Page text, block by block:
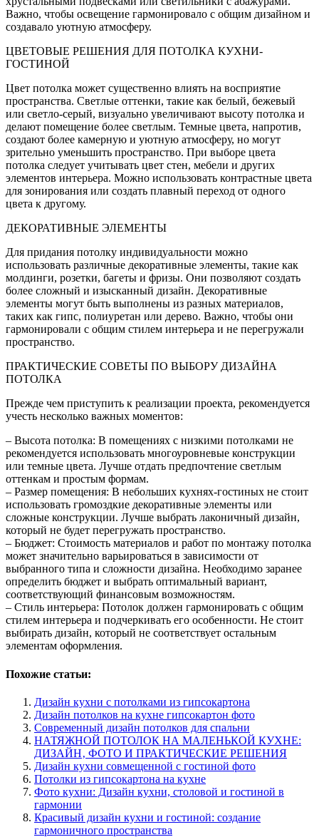
Важно, чтобы освещение гармонировало с общим дизайном и
создавало уютную атмосферу.
ЦВЕТОВЫЕ РЕШЕНИЯ ДЛЯ ПОТОЛКА КУХНИ-
ГОСТИНОЙ
Цвет потолка может существенно влиять на восприятие
пространства. Светлые оттенки, такие как белый, бежевый
или светло-серый, визуально увеличивают высоту потолка и
делают помещение более светлым. Темные цвета, напротив,
создают более камерную и уютную атмосферу, но могут
зрительно уменьшить пространство. При выборе цвета
потолка следует учитывать цвет стен, мебели и других
элементов интерьера. Можно использовать контрастные цвета
для зонирования или создать плавный переход от одного
цвета к другому.
ДЕКОРАТИВНЫЕ ЭЛЕМЕНТЫ
Для придания потолку индивидуальности можно
использовать различные декоративные элементы, такие как
молдинги, розетки, багеты и фризы. Они позволяют создать
более сложный и изысканный дизайн. Декоративные
элементы могут быть выполнены из разных материалов,
таких как гипс, полиуретан или дерево. Важно, чтобы они
гармонировали с общим стилем интерьера и не перегружали
пространство.
ПРАКТИЧЕСКИЕ СОВЕТЫ ПО ВЫБОРУ ДИЗАЙНА
ПОТОЛКА
Прежде чем приступить к реализации проекта, рекомендуется
учесть несколько важных моментов:
– Высота потолка: В помещениях с низкими потолками не
рекомендуется использовать многоуровневые конструкции
или темные цвета. Лучше отдать предпочтение светлым
оттенкам и простым формам.
– Размер помещения: В небольших кухнях-гостиных не стоит
использовать громоздкие декоративные элементы или
сложные конструкции. Лучше выбрать лаконичный дизайн,
который не будет перегружать пространство.
– Бюджет: Стоимость материалов и работ по монтажу потолка
может значительно варьироваться в зависимости от
выбранного типа и сложности дизайна. Необходимо заранее
определить бюджет и выбрать оптимальный вариант,
соответствующий финансовым возможностям.
– Стиль интерьера: Потолок должен гармонировать с общим
стилем интерьера и подчеркивать его особенности. Не стоит
выбирать дизайн, который не соответствует остальным
элементам оформления.
Похожие статьи:
Дизайн кухни с потолками из гипсокартона
Дизайн потолков на кухне гипсокартон фото
Современный дизайн потолков для спальни
НАТЯЖНОЙ ПОТОЛОК НА МАЛЕНЬКОЙ КУХНЕ:
ДИЗАЙН‚ ФОТО И ПРАКТИЧЕСКИЕ РЕШЕНИЯ
Дизайн кухни совмещенной с гостиной фото
Потолки из гипсокартона на кухне
Фото кухни: Дизайн кухни, столовой и гостиной в
гармонии
Красивый дизайн кухни и гостиной: создание
гармоничного пространства